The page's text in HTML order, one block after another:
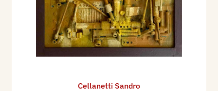
Cellanetti Sandro